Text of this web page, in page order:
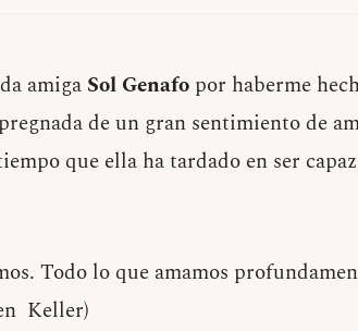
amiga Sol Genafo por haberme
de un gran sentimiento de
que ella ha tardado en ser
Todo lo que amamos
Keller)